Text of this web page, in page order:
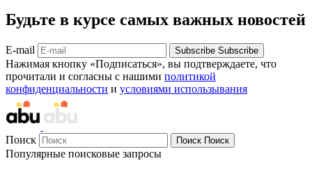
Будьте в курсе самых важных новостей
E-mail Subscribe Subscribe
Нажимая кнопку «Подписаться», вы подтверждаете, что
прочитали и согласны с нашими политикой
конфиденциальности и условиями использывания
Поиск Поиск Поиск
Популярные поисковые запросы